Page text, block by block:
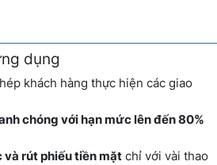
dụng
khách hàng thực hiện các giao
chóng với hạn mức lên đến 80%
và rút phiếu tiền mặt chỉ với vài thao